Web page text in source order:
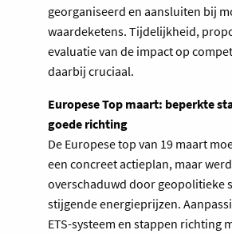
georganiseerd en aansluiten bij
waardeketens. Tijdelijkheid,
evaluatie van de impact op
daarbij cruciaal.
Europese Top maart: beperkte
goede richting
De Europese top van 19 maart
een concreet actieplan, maar werd
overschaduwd door geopolitieke
stijgende energieprijzen.
ETS-systeem en stappen richting